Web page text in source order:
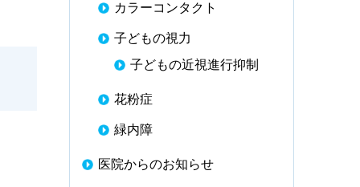
カラーコンタクト
子どもの視力
子どもの近視進行抑制
花粉症
緑内障
医院からのお知らせ